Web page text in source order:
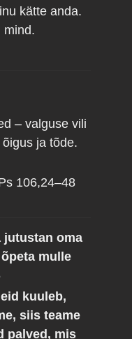
kätte anda.
mind.
– valguse vili
ja tõde.
106,24–48
jutustan oma
mulle
kuuleb,
siis teame
palved, mis